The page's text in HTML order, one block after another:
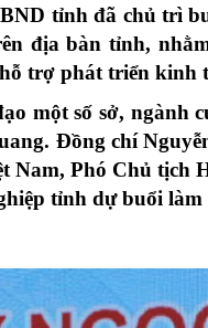
tỉnh đã chủ trì
địa bàn tỉnh,
trợ phát triển kinh
một số sở, ngành
Đồng chí
Nam, Phó Chủ tịch
tỉnh dự buổi làm